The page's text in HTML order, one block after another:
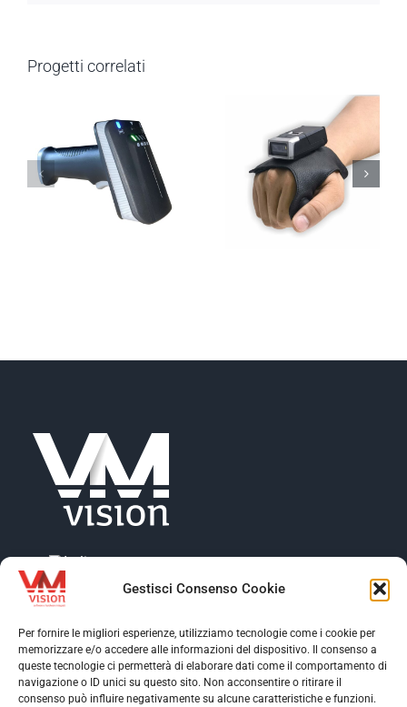
Gestisci Consenso Cookie
Per fornire le migliori esperienze, utilizziamo tecnologie come i cookie per
memorizzare e/o accedere alle informazioni del dispositivo. Il consenso a
queste tecnologie ci permetterà di elaborare dati come il comportamento di
navigazione o ID unici su questo sito. Non acconsentire o ritirare il
consenso può influire negativamente su alcune caratteristiche e funzioni.
Progetti correlati
Toggle
Navigation
Toggle